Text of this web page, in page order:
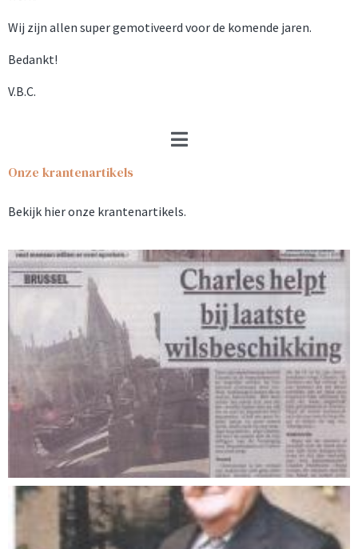
Wij zijn allen super gemotiveerd voor de komende jaren.
Bedankt!
V.B.C.
Onze krantenartikels
Bekijk hier onze krantenartikels.